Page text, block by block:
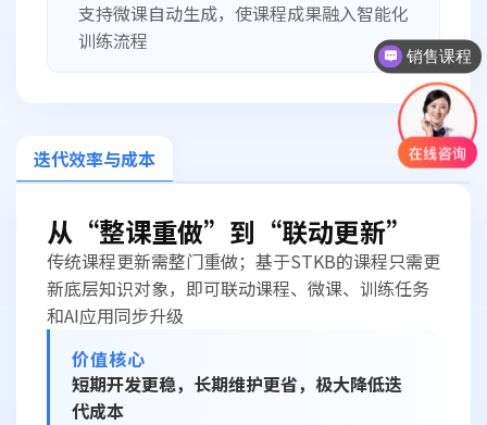
支持微课自动生成，使课程成果融入智能化
训练流程
迭代效率与成本
从“整课重做”到“联动更新”
传统课程更新需整门重做；基于STKB的课程只需更
新底层知识对象，即可联动课程、微课、训练任务
和AI应用同步升级
价值核心
短期开发更稳，长期维护更省，极大降低迭
代成本
销售课程